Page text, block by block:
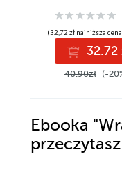
(32,72 zł najniższa
32.72
40.90zł (-
Ebooka